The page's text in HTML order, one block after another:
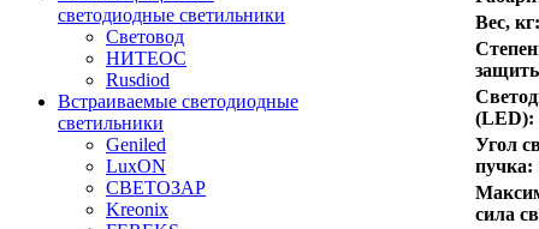
светодиодные светильники
Световод
НИТЕОС
Rusdiod
Встраиваемые светодиодные
светильники
Geniled
LuxON
СВЕТОЗАР
Kreonix
Вес, кг:
(LED):
Угол
пучка:
сила